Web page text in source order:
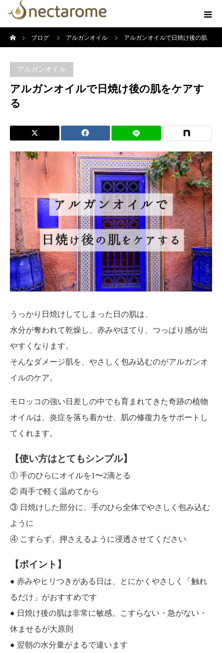
ブログ
アルガンオイル アルガンオイルで日焼け後の肌
アルガンオイル
アルガンオイルで日焼け後の肌をケアす
る
うっかり日焼けしてしまった日の肌は、
水分が奪われて乾燥し、赤みやほてり、つっぱり感が出
やすくなります。
そんなダメージ肌を、やさしく包み込むのがアルガンオ
イルのケア。
モロッコの強い日差しの中でも育まれてきた奇跡の植物
オイルは、炎症を落ち着かせ、肌の修復力をサポートし
てくれます。
【使い方はとてもシンプル】
① 手のひらにオイルを1〜2滴とる
② 両手で軽く温めてから
③ 日焼けした部分に、手のひら全体でやさしく包み込む
ように
④ こすらず、押さえるように浸透させてください
【ポイント】
● 赤みやヒリつきがある日は、とにかくやさしく「触れ
るだけ」がおすすめです
● 日焼け後の肌は非常に敏感。こすらない・急がない・
休ませるが大原則
● 翌朝の水分量がまるで違います